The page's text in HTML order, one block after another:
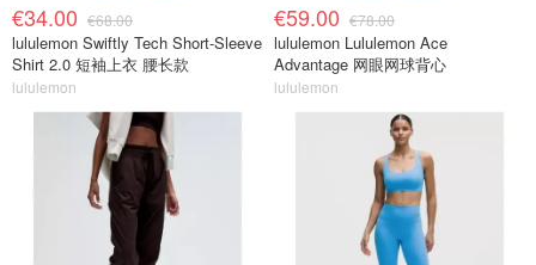
€34.00 €68.00
lululemon Swiftly Tech Short-Sleeve
Shirt 2.0 短袖上衣 腰长款
lululemon
€59.00 €78.00
lululemon Lululemon Ace
Advantage 网眼网球背心
lululemon